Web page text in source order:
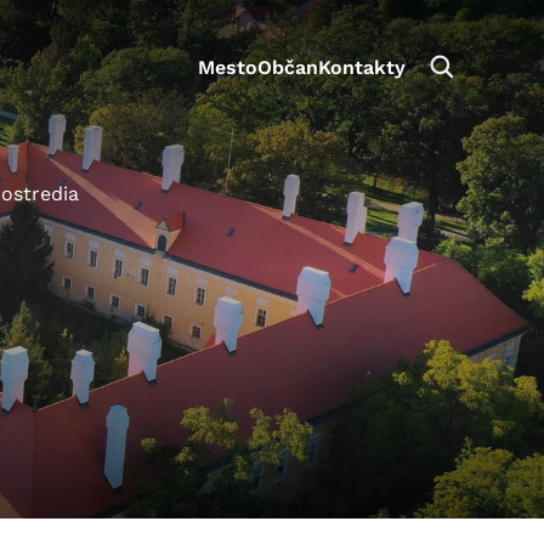
MestoObčanKontakty
aktivite a preferenciách.
alebo aby sa uložila